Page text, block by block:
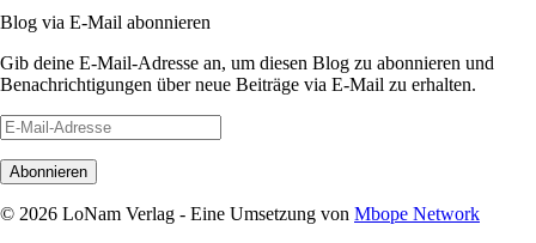
Blog via E-Mail abonnieren
Gib deine E-Mail-Adresse an, um diesen Blog zu abonnieren und
Benachrichtigungen über neue Beiträge via E-Mail zu erhalten.
E-
Mail-
Adresse
© 2026 LoNam Verlag - Eine Umsetzung von Mbope Network